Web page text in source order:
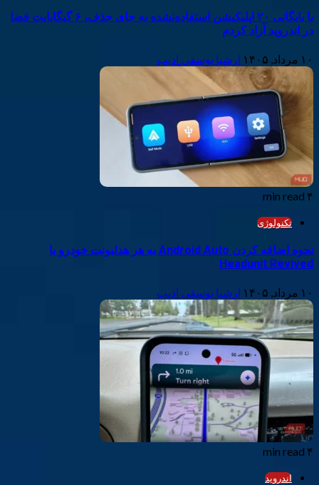
با بایگانی ۲۰ اپلیکیشن استفاده‌نشده به جای حذف، ۶ گیگابایت فضا
در اندروید آزاد کردم
۱۰ مرداد, ۱۴۰۵ ارشیا یوسفی ادیب
۴ min read
تکنولوژی
نحوه اضافه کردن Android Auto به هر هدلیونت خودرو با
Headunit Revived
۱۰ مرداد, ۱۴۰۵ ارشیا یوسفی ادیب
۴ min read
اندروید